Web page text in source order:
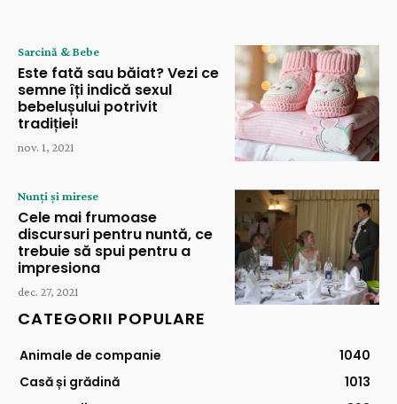
Sarcină & Bebe
Este fată sau băiat? Vezi ce
semne îți indică sexul
bebelușului potrivit
tradiției!
nov. 1, 2021
Nunți și mirese
Cele mai frumoase
discursuri pentru nuntă, ce
trebuie să spui pentru a
impresiona
dec. 27, 2021
CATEGORII POPULARE
Animale de companie
1040
Casă și grădină
1013